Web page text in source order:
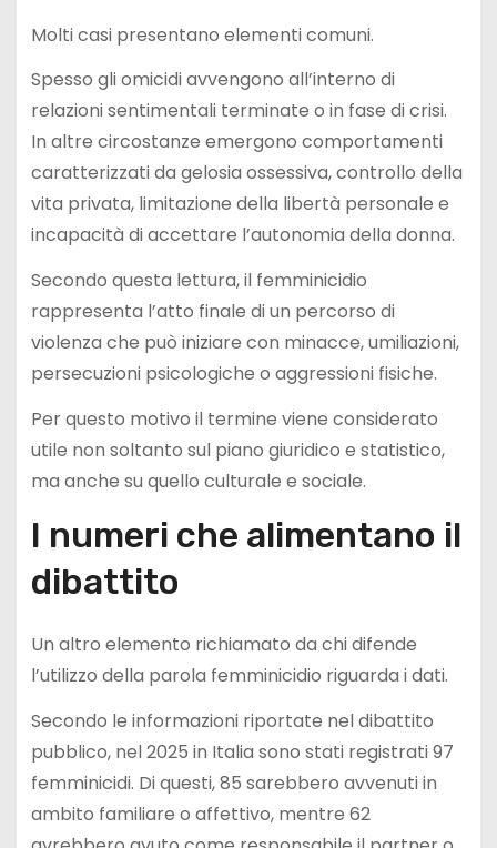
Molti casi presentano elementi comuni.
Spesso gli omicidi avvengono all’interno di
relazioni sentimentali terminate o in fase di crisi.
In altre circostanze emergono comportamenti
caratterizzati da gelosia ossessiva, controllo della
vita privata, limitazione della libertà personale e
incapacità di accettare l’autonomia della donna.
Secondo questa lettura, il femminicidio
rappresenta l’atto finale di un percorso di
violenza che può iniziare con minacce, umiliazioni,
persecuzioni psicologiche o aggressioni fisiche.
Per questo motivo il termine viene considerato
utile non soltanto sul piano giuridico e statistico,
ma anche su quello culturale e sociale.
I numeri che alimentano il
dibattito
Un altro elemento richiamato da chi difende
l’utilizzo della parola femminicidio riguarda i dati.
Secondo le informazioni riportate nel dibattito
pubblico, nel 2025 in Italia sono stati registrati 97
femminicidi. Di questi, 85 sarebbero avvenuti in
ambito familiare o affettivo, mentre 62